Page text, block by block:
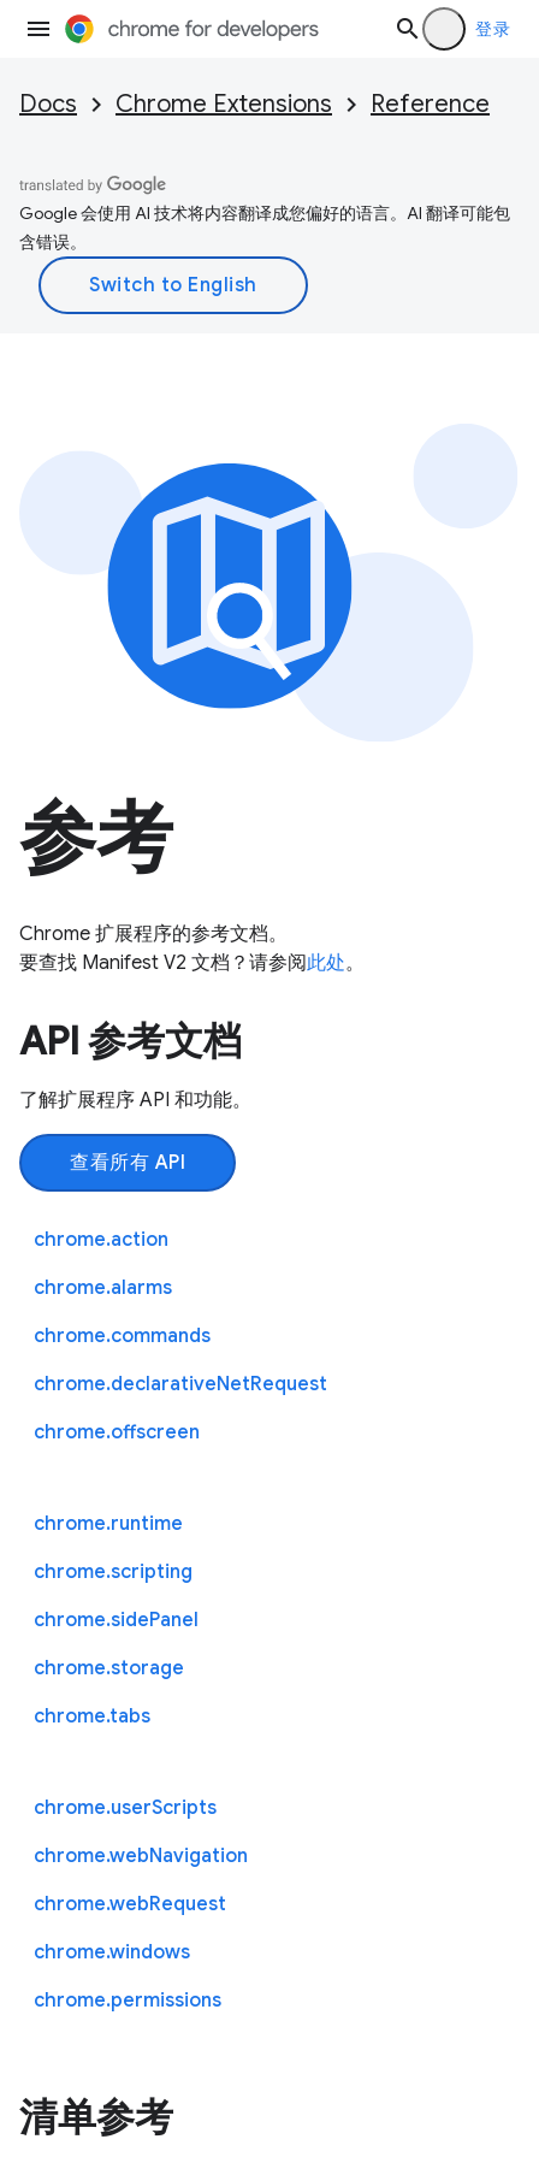
登录
Docs Chrome Extensions Reference
Google 会使用 AI 技术将内容翻译成您偏好的语言。AI 翻译可能包
含错误。
参考
Chrome 扩展程序的参考文档。
要查找 Manifest V2 文档？请参阅此处。
API 参考文档
了解扩展程序 API 和功能。
查看所有 API
chrome.action
chrome.alarms
chrome.commands
chrome.declarativeNetRequest
chrome.offscreen
chrome.runtime
chrome.scripting
chrome.sidePanel
chrome.storage
chrome.tabs
chrome.userScripts
chrome.webNavigation
chrome.webRequest
chrome.windows
chrome.permissions
清单参考